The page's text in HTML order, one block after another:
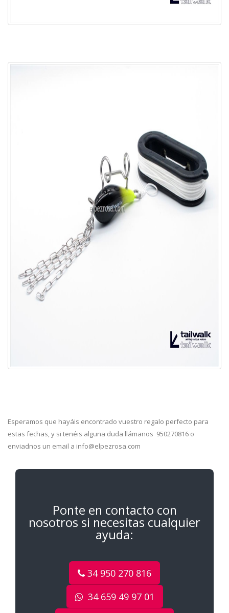
Esperamos que hayáis encontrado vuestro regalo perfecto para
estas fechas, y si tenéis alguna duda llámanos 950270816 o
enviadnos un email a info@elpezrosa.com
Ponte en contacto con
nosotros si necesitas cualquier
ayuda:
34 950 270 816
34 659 49 97 01